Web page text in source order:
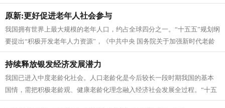
场景培育、开放与落地应用。国务院...
原新:更好促进老年人社会参与
我国拥有世界上最大规模的老年人口，约占全球四分之一。“十五五”规划纲
要提出“积极开发老年人力资源”，《中共中央 国务院关于加强新时代老龄
工作的意见》强调“促进老...
持续释放银发经济发展潜力
我国已进入中度老龄化社会。人口老龄化是今后较长一段时期我国的基本
国情，需把积极老龄观、健康老龄化理念融入经济社会发展全过程。“十五
五”规划纲要围绕积极应对人口老...